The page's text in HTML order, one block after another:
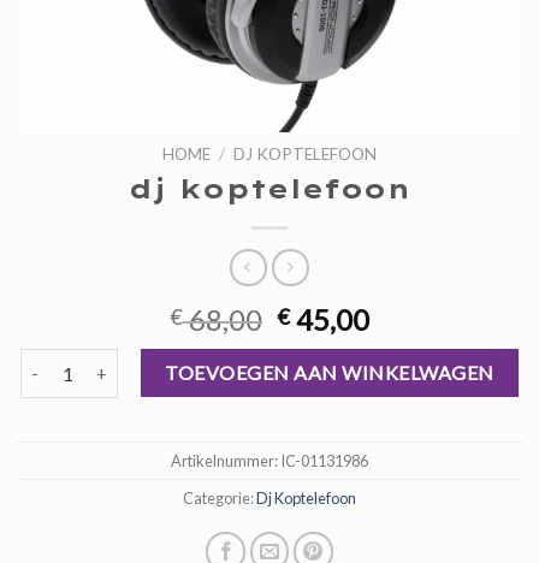
HOME / DJ KOPTELEFOON
dj koptelefoon
€68,00 Oorspronkelijke
prijs
was:
€ 68,00.
€45,00Huidige
prijs
is:
€ 45,00.
dj koptelefoon aantalTOEVOEGEN AAN WINKELWAGEN
Artikelnummer:IC-01131986
Categorie:Dj Koptelefoon